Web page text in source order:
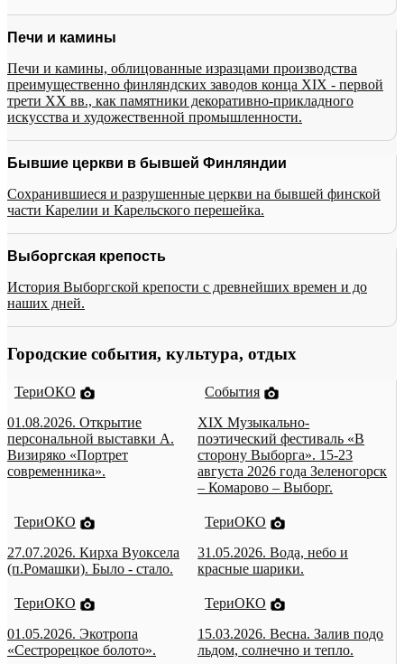
Печи и камины
Печи и камины, облицованные изразцами производства
преимущественно финляндских заводов конца XIX - первой
трети XX вв., как памятники декоративно-прикладного
искусства и художественной промышленности.
Бывшие церкви в бывшей Финляндии
Сохранившиеся и разрушенные церкви на бывшей финской
части Карелии и Карельского перешейка.
Выборгская крепость
История Выборгской крепости с древнейших времен и до
наших дней.
Городские события, культура, отдых
ТериОКО
01.08.2026. Открытие
персональной выставки А.
Визиряко «Портрет
современника».
События
XIX Музыкально-
поэтический фестиваль «В
сторону Выборга». 15-23
августа 2026 года Зеленогорск
– Комарово – Выборг.
ТериОКО
27.07.2026. Кирха Вуоксела
(п.Ромашки). Было - стало.
ТериОКО
31.05.2026. Вода, небо и
красные шарики.
ТериОКО
01.05.2026. Экотропа
«Сестрорецкое болото».
ТериОКО
15.03.2026. Весна. Залив подо
льдом, солнечно и тепло.